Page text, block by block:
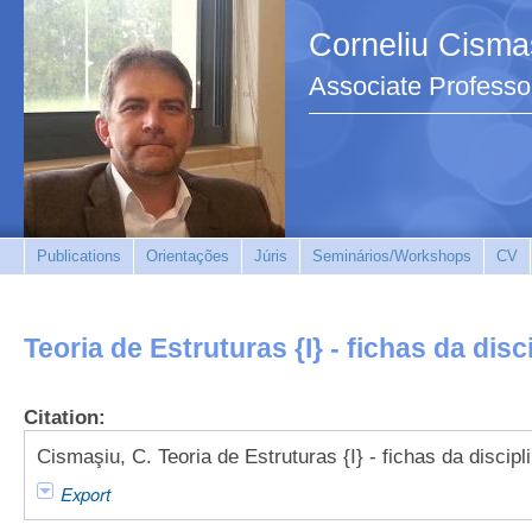
Corneliu
Associate
Publications Orientações Júris Seminários/Workshops CV
Teoria de Estruturas {I} - fichas da
Citation:
Cismaşiu, C. Teoria de Estruturas {I} - fichas da
Export